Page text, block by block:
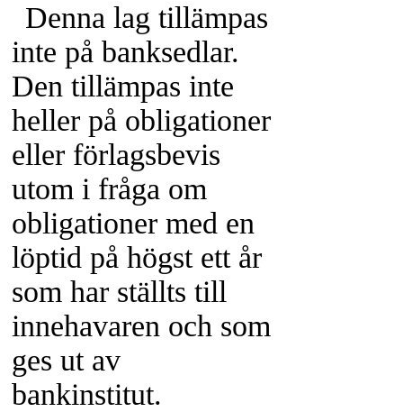
Denna lag tillämpas
inte på banksedlar.
Den tillämpas inte
heller på obligationer
eller förlagsbevis
utom i fråga om
obligationer med en
löptid på högst ett år
som har ställts till
innehavaren och som
ges ut av
bankinstitut.